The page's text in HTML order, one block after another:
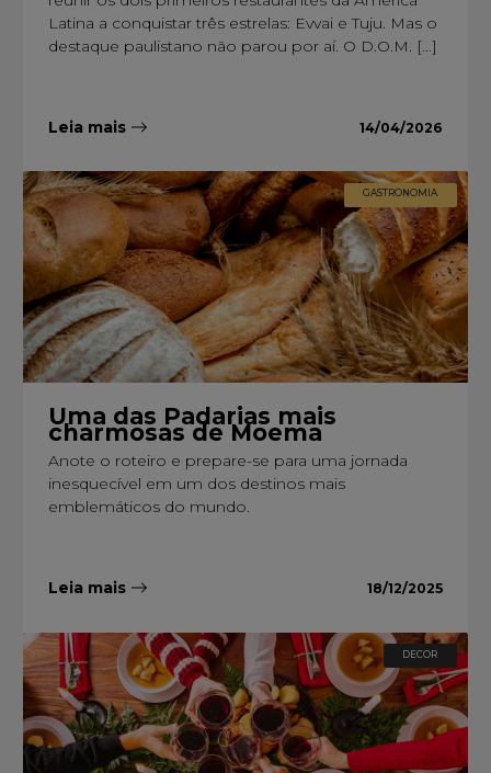
Latina a conquistar três estrelas: Evvai e Tuju. Mas o
destaque paulistano não parou por aí. O D.O.M. […]
Leia mais 14/04/2026
GASTRONOMIA
Uma das Padarias mais
charmosas de Moema
Anote o roteiro e prepare-se para uma jornada
inesquecível em um dos destinos mais
emblemáticos do mundo.
Leia mais 18/12/2025
DECOR